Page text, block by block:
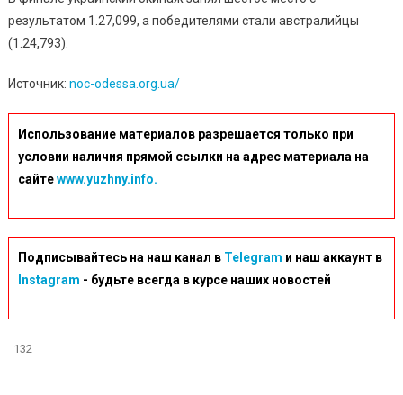
результатом 1.27,099, а победителями стали австралийцы
(1.24,793).
Источник: noc-odessa.org.ua/
Использование материалов разрешается только при
условии наличия прямой ссылки на адрес материала на
сайтеwww.yuzhny.info.
Подписывайтесь на наш канал в Telegram и наш аккаунт в
Instagram - будьте всегда в курсе наших новостей
132